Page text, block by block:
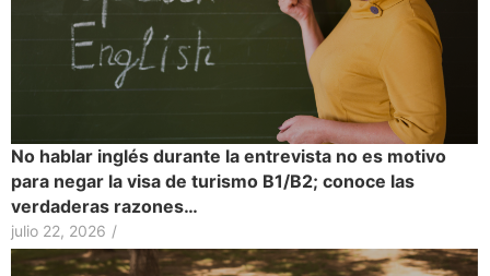
No hablar inglés durante la entrevista no es motivo
para negar la visa de turismo B1/B2; conoce las
verdaderas razones…
julio 22, 2026 /